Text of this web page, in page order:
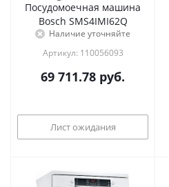
Посудомоечная машина
Bosch SMS4IMI62Q
Наличие уточняйте
Артикул: 110056093
69 711.78 руб.
Лист ожидания